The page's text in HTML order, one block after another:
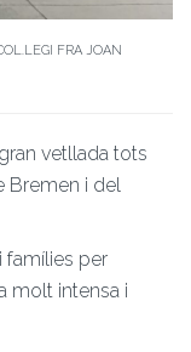
FRA JOAN
vetllada tots
Bremen i del
famílies per
molt intensa i